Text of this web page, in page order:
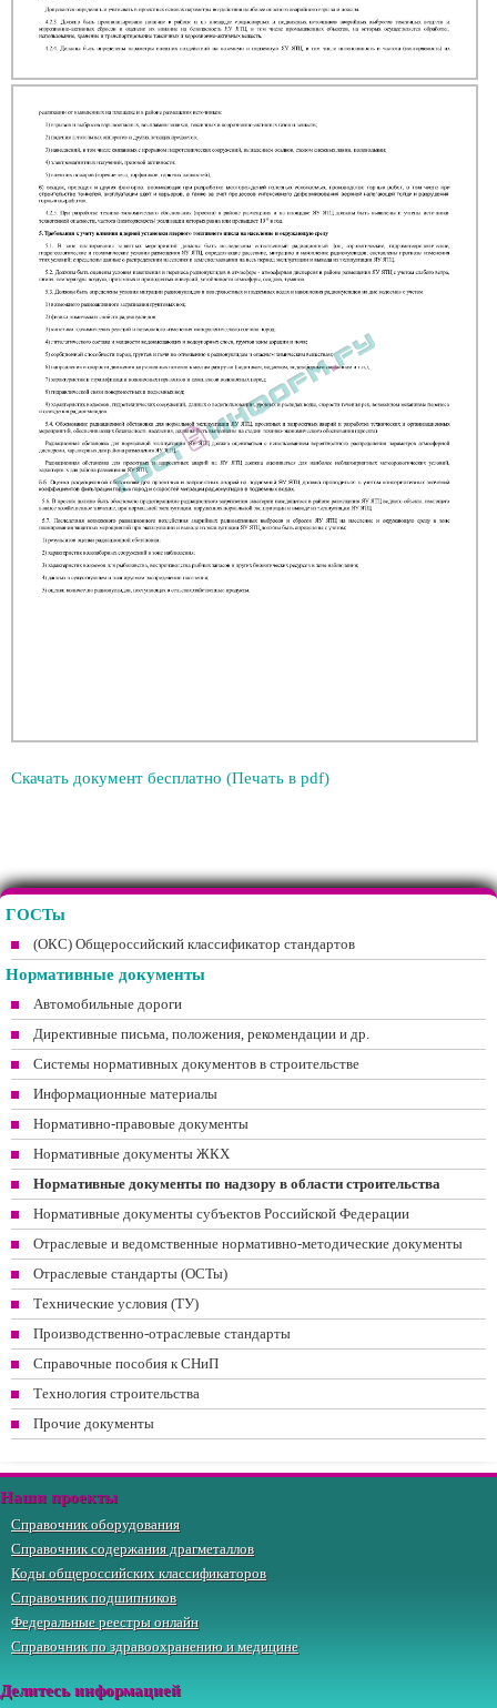
Скачать документ бесплатно (Печать в pdf)
ГОСТы
(ОКС) Общероссийский классификатор стандартов
Нормативные документы
Автомобильные дороги
Директивные письма, положения, рекомендации и др.
Системы нормативных документов в строительстве
Информационные материалы
Нормативно-правовые документы
Нормативные документы ЖКХ
Нормативные документы по надзору в области строительства
Нормативные документы субъектов Российской Федерации
Отраслевые и ведомственные нормативно-методические документы
Отраслевые стандарты (ОСТы)
Технические условия (ТУ)
Производственно-отраслевые стандарты
Справочные пособия к СНиП
Технология строительства
Прочие документы
Наши проекты
Справочник оборудования
Справочник содержания драгметаллов
Коды общероссийских классификаторов
Справочник подшипников
Федеральные реестры онлайн
Справочник по здравоохранению и медицине
Делитесь информацией